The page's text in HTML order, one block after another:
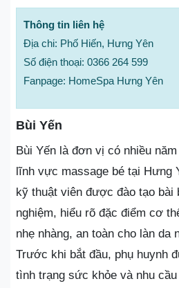
Thông tin liên hệ
Địa chi: Phố Hiến, Hưng Yên
Số điện thoại: 0366 264 599
Fanpage: HomeSpa Hưng Yên
Bùi Yến
Bùi Yến là đơn vị có nhiều
lĩnh vực massage bé tại Hưng
kỹ thuật viên được đào tạo bài
nghiệm, hiểu rõ đặc điểm cơ
nhẹ nhàng, an toàn cho làn da
Trước khi bắt đầu, phụ huynh
tình trạng sức khỏe và nhu